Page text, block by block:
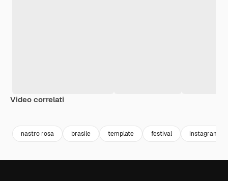
Video correlati
nastro rosa brasile template festival instagram